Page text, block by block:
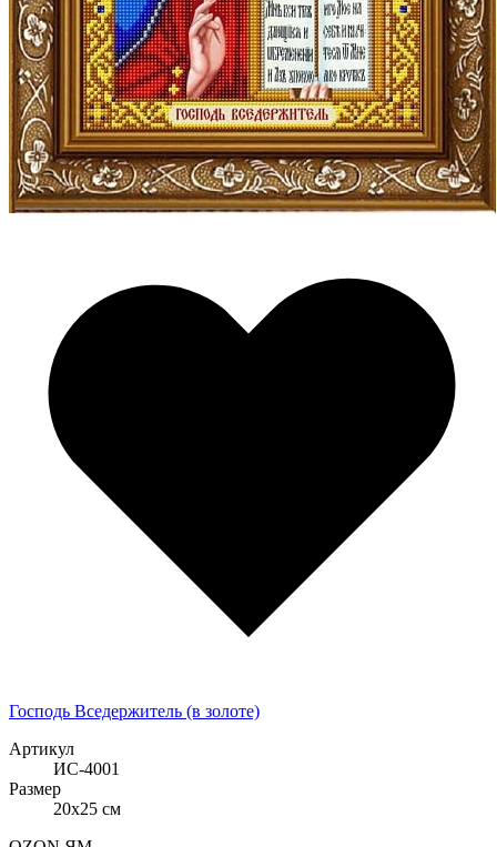
Господь Вседержитель (в золоте)
Артикул
ИС-4001
Размер
20x25 см